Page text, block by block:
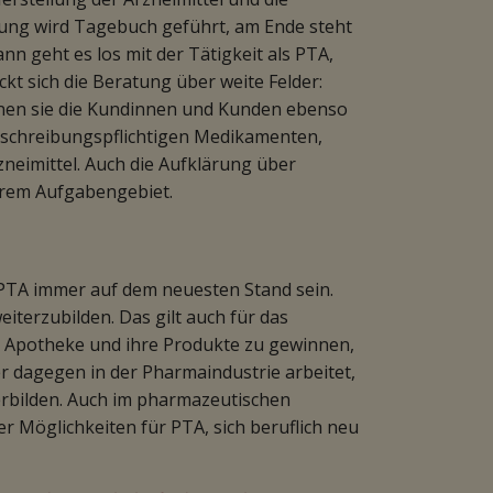
wird Tagebuch geführt, am Ende steht
geht es los mit der Tätigkeit als PTA,
sich die Beratung über weite Felder:
sie die Kundinnen und Kunden ebenso
Medikamenten,
Auch die Aufklärung über
Aufgabengebiet.
immer auf dem neuesten Stand sein.
Das gilt auch für das
und ihre Produkte zu gewinnen,
dagegen in der Pharmaindustrie arbeitet,
Auch im pharmazeutischen
Möglichkeiten für PTA, sich beruflich neu